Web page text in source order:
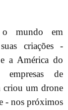
mundo em
criações -
a América do
de
criou um drone
- nos próximos